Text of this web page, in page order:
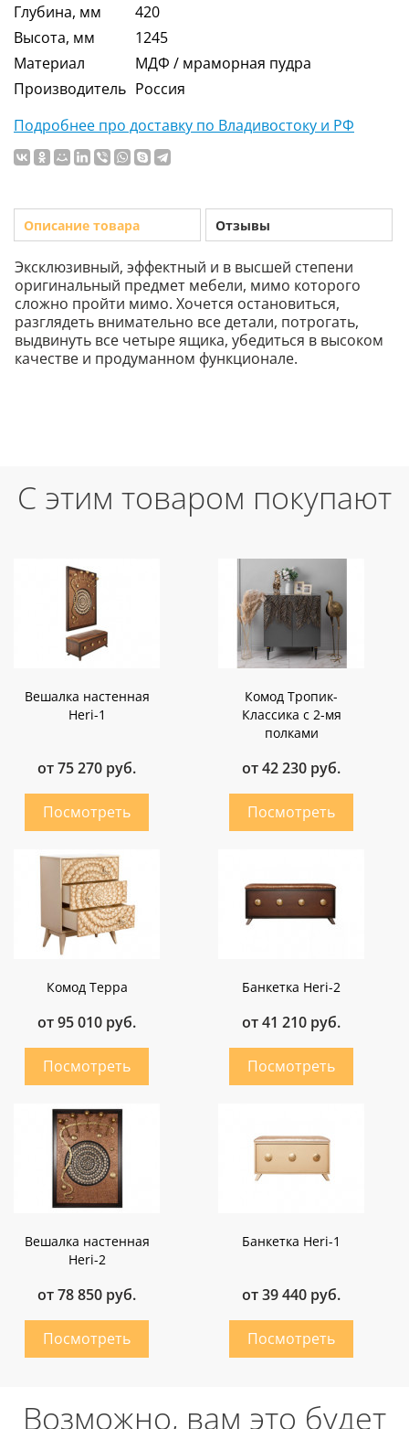
Глубина, мм
420
Высота, мм
1245
Материал
МДФ / мраморная пудра
Производитель Россия
Подробнее про доставку по Владивостоку и РФ
Описание товара Отзывы
Эксклюзивный, эффектный и в высшей степени
оригинальный предмет мебели, мимо которого
сложно пройти мимо. Хочется остановиться,
разглядеть внимательно все детали, потрогать,
выдвинуть все четыре ящика, убедиться в высоком
качестве и продуманном функционале.
С этим товаром покупают
Вешалка настенная
Heri-1
от 75 270 руб.
Комод Тропик-
Классика с 2-мя
полками
от 42 230 руб.
Комод Терра
от 95 010 руб.
Банкетка Heri-2
от 41 210 руб.
Вешалка настенная
Heri-2
от 78 850 руб.
Банкетка Heri-1
от 39 440 руб.
Возможно, вам это будет